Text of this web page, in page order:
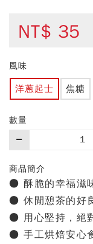
NT$ 35
風味
洋蔥起士 焦糖
數量
買
數
量
商品簡介
● 酥脆的幸福滋
● 休閒憩茶的好
● 用心堅持，絕
● 手工烘焙安心